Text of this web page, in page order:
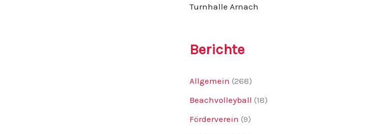
Turnhalle Arnach
Berichte
Allgemein (268)
Beachvolleyball (18)
Förderverein (9)